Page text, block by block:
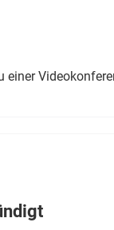
einer